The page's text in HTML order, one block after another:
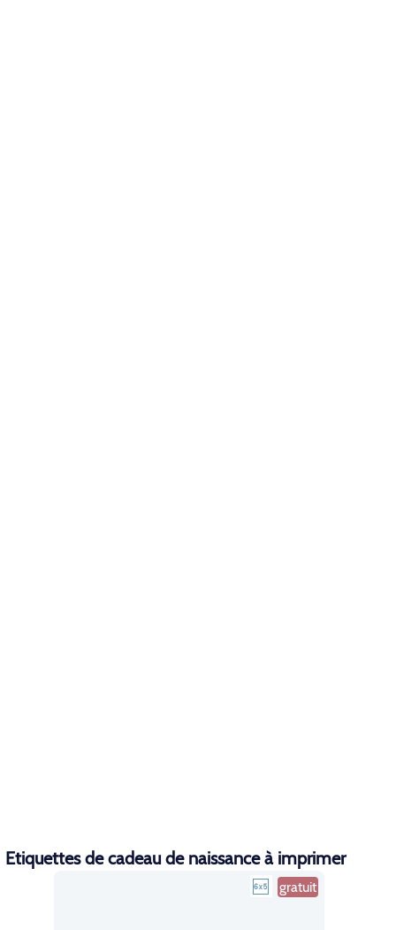
Etiquettes de cadeau de naissance à imprimer
gratuit